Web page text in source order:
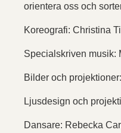
orientera oss och
Koreografi: Christina
Specialskriven musik:
Bilder och
Ljusdesign och
Dansare: Rebecka